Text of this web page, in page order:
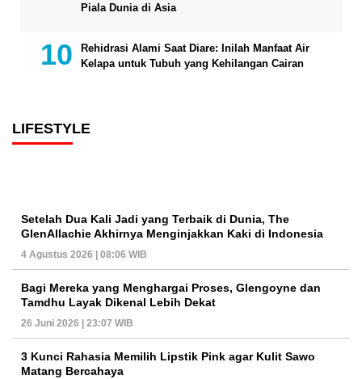
Piala Dunia di Asia
Rehidrasi Alami Saat Diare: Inilah Manfaat Air
Kelapa untuk Tubuh yang Kehilangan Cairan
LIFESTYLE
Setelah Dua Kali Jadi yang Terbaik di Dunia, The
GlenAllachie Akhirnya Menginjakkan Kaki di Indonesia
4 Agustus 2026 | 08:06 WIB
Bagi Mereka yang Menghargai Proses, Glengoyne dan
Tamdhu Layak Dikenal Lebih Dekat
26 Juni 2026 | 23:07 WIB
3 Kunci Rahasia Memilih Lipstik Pink agar Kulit Sawo
Matang Bercahaya